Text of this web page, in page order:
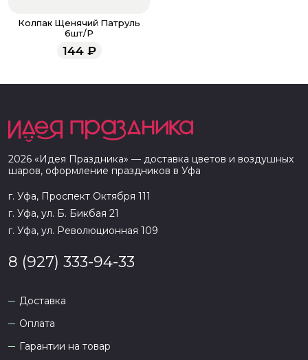
Колпак Щенячий Патруль
6шт/Р
144₽
2026 «Идея Праздника» — доставка цветов и воздушных
шаров, оформление праздников в Уфа
г. Уфа, Проспект Октября 111
г. Уфа, ул. Б. Бикбая 21
г. Уфа, ул. Революционная 109
8 (927) 333-94-33
Доставка
Оплата
Гарантии на товар